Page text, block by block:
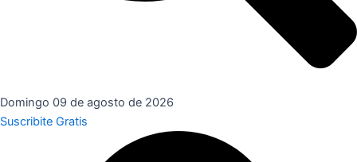
Domingo 09 de agosto de 2026
Suscribite Gratis